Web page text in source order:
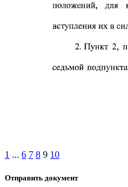
1 ... 6 7 8 9 10
Отправить документ